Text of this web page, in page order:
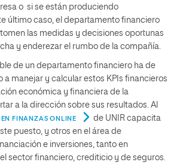
o si se están produciendo
último caso, el departamento financiero
las medidas y decisiones oportunas
y enderezar el rumbo de la compañía.
de un departamento financiero ha de
manejar y calcular estos KPIs financieros
económica y financiera de la
a la dirección sobre sus resultados. Al
EN FINANZAS ONLINE
de UNIR capacita
puesto, y otros en el área de
e inversiones, tanto en
sector financiero, crediticio y de seguros.